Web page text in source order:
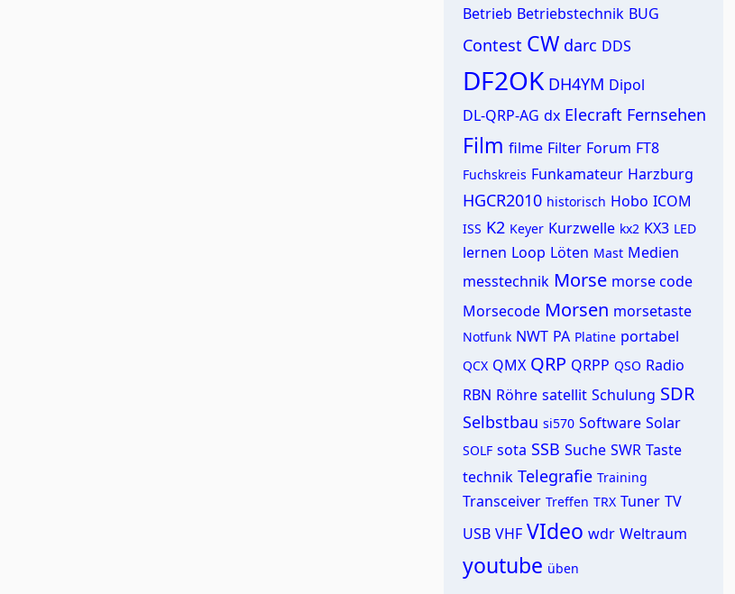
Betrieb Betriebstechnik BUG
Contest CW darc DDS
DF2OK DH4YM Dipol
DL-QRP-AG dx Elecraft Fernsehen
Film filme Filter Forum FT8
Fuchskreis Funkamateur Harzburg
HGCR2010 historisch Hobo ICOM
ISS K2 Keyer Kurzwelle kx2 KX3 LED
lernen Loop Löten Mast Medien
messtechnik Morse morse code
Morsecode Morsen morsetaste
Notfunk NWT PA Platine portabel
QCX QMX QRP QRPP QSO Radio
RBN Röhre satellit Schulung SDR
Selbstbau si570 Software Solar
SOLF sota SSB Suche SWR Taste
technik Telegrafie Training
Transceiver Treffen TRX Tuner TV
USB VHF VIdeo wdr Weltraum
youtube üben